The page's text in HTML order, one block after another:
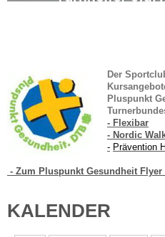
Der
Pluspunkt
- Flexibar
- Nordic
- Prävention
- Zum Pluspunkt Gesundheit
KALENDER